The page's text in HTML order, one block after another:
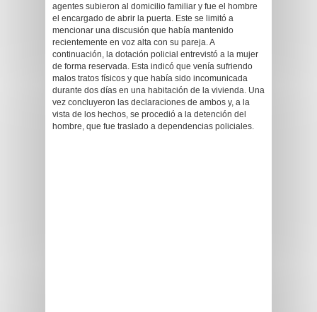
agentes subieron al domicilio familiar y fue el hombre
el encargado de abrir la puerta. Este se limitó a
mencionar una discusión que había mantenido
recientemente en voz alta con su pareja. A
continuación, la dotación policial entrevistó a la mujer
de forma reservada. Esta indicó que venía sufriendo
malos tratos físicos y que había sido incomunicada
durante dos días en una habitación de la vivienda. Una
vez concluyeron las declaraciones de ambos y, a la
vista de los hechos, se procedió a la detención del
hombre, que fue traslado a dependencias policiales.